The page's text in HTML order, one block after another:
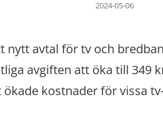
Posted
2024-05-06
avtal för tv och
avgiften att öka till 349
kostnader för vissa